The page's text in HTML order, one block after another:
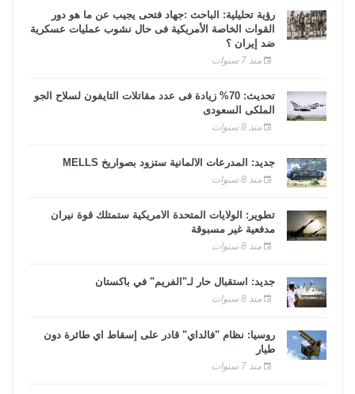
رؤية تحليلية: الباحث :جهاد فتحى يجيب عن ما هو دور
القوات الخاصة الأمريكية فى حال نشوب عمليات عسكرية
ضد إيران ؟
منذ 7 سنوات
تحديث: 70% زيادة فى عدد مقاتلات التايفون لسلاح الجو
الملكى السعودى
منذ 8 سنوات
جديد: المدرعات الألمانية ستزود بصواريخ MELLS
منذ 8 سنوات
تطوير: الولايات المتحدة الأمريكية ستمتلك قوة نيران
مدفعية غير مسبوقة
منذ 8 سنوات
جديد: استقبال حار لـ"الفريم" في باكستان
منذ 8 سنوات
روسيا: نظام "فالداي" قادر على إسقاط أي طائرة دون
طيار
منذ 7 سنوات